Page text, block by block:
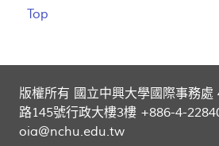
Top
版權所有 國立中興大學國際事務處
路145號行政大樓3樓 +886-4-
oia@nchu.edu.tw